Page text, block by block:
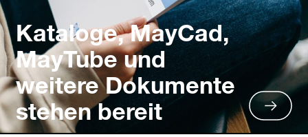
Kataloge, MayCad,
MayTube und
weitere Dokumente
stehen bereit